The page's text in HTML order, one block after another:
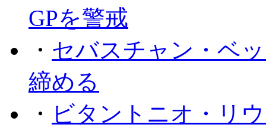
GPを警戒
・ セバスチャン・ベ
締める
・ ビタントニオ・リ